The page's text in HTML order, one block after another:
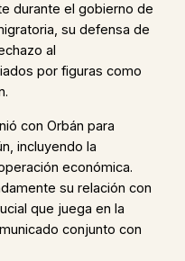
durante el gobierno de
su defensa de
al
por figuras como
con Orbán para
incluyendo la
económica.
su relación con
que juega en la
conjunto con